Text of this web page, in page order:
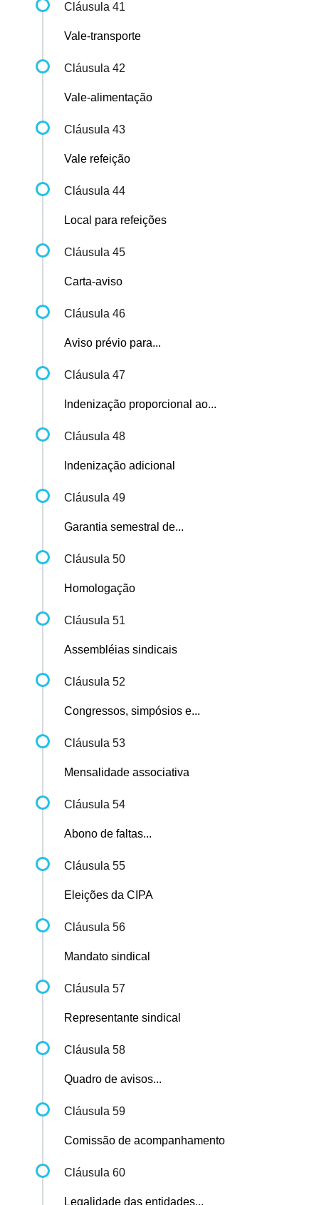
Cláusula 41
Vale-transporte
Cláusula 42
Vale-alimentação
Cláusula 43
Vale refeição
Cláusula 44
Local para refeições
Cláusula 45
Carta-aviso
Cláusula 46
Aviso prévio para...
Cláusula 47
Indenização proporcional ao...
Cláusula 48
Indenização adicional
Cláusula 49
Garantia semestral de...
Cláusula 50
Homologação
Cláusula 51
Assembléias sindicais
Cláusula 52
Congressos, simpósios e...
Cláusula 53
Mensalidade associativa
Cláusula 54
Abono de faltas...
Cláusula 55
Eleições da CIPA
Cláusula 56
Mandato sindical
Cláusula 57
Representante sindical
Cláusula 58
Quadro de avisos...
Cláusula 59
Comissão de acompanhamento
Cláusula 60
Legalidade das entidades...